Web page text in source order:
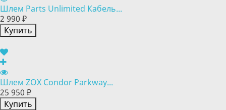
Шлем Parts Unlimited Кабель...
2 990 ₽
Купить
Шлем ZOX Condor Parkway...
25 950 ₽
Купить